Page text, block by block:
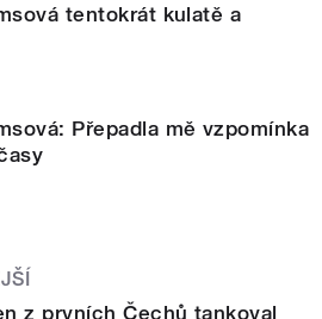
tentokrát kulatě a
Přepadla mě vzpomínka
z prvních Čechů tankoval